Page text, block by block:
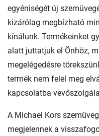
egyéniségét új
kizárólag megbízható
kínálunk. Termékeinket
alatt juttatjuk el Önhöz,
megelégedésre
termék nem felel meg
kapcsolatba
A Michael Kors
megjelennek a